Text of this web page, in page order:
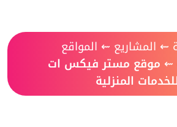
⇜ المشاريع ⇜ المواقع
⇜ موقع مستر فيكس ات
المنزلية